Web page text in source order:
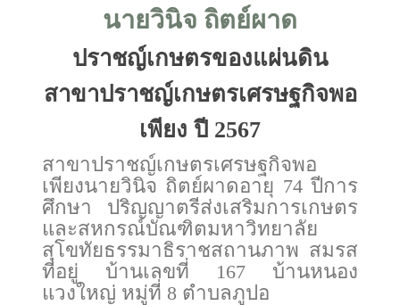
นายวินิจ ถิตย์ผาด
ปราชญ์เกษตรของแผ่นดิน
สาขาปราชญ์เกษตรเศรษฐกิจพอ
เพียง ปี 2567
สาขาปราชญ์เกษตรเศรษฐกิจพอ
เพียงนายวินิจ ถิตย์ผาดอายุ 74 ปีการ
ศึกษา ปริญญาตรีส่งเสริมการเกษตร
และสหกรณ์บัณฑิตมหาวิทยาลัย
สุโขทัยธรรมาธิราชสถานภาพ สมรส
ที่อยู่ บ้านเลขที่ 167 บ้านหนอง
แวงใหญ่ หมู่ที่ 8 ตำบลภูปอ